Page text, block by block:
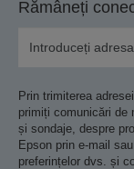
Rămâneți
Prin trimiterea
primiți comunicări de
și sondaje, despre
Epson prin e-mail
preferințelor dvs. și